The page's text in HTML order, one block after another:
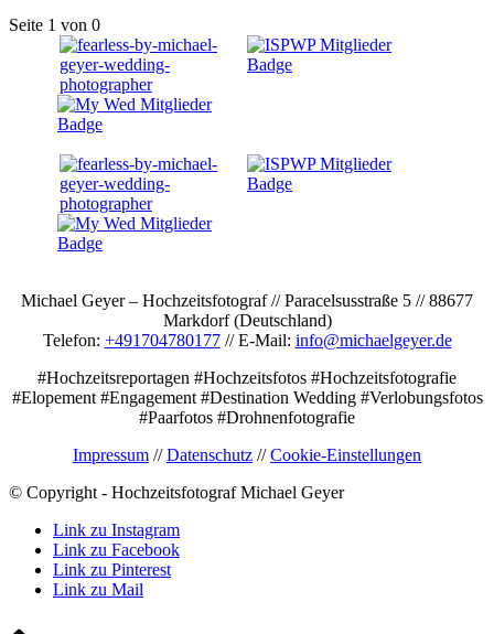
Seite 1 von 0
Michael Geyer – Hochzeitsfotograf // Paracelsusstraße 5 // 88677
Markdorf (Deutschland)
Telefon: +491704780177// E-Mail: info@michaelgeyer.de
#Hochzeitsreportagen #Hochzeitsfotos #Hochzeitsfotografie
#Elopement #Engagement #Destination Wedding #Verlobungsfotos
#Paarfotos #Drohnenfotografie
Impressum //Datenschutz //Cookie-Einstellungen
© Copyright - Hochzeitsfotograf Michael Geyer
Link zu Instagram
Link zu Facebook
Link zu Pinterest
Link zu Mail